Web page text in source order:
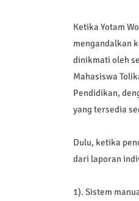
Ketika Yotam
mengandalkan
dinikmati oleh
Mahasiswa
Pendidikan,
yang tersedia
Dulu, ketika
dari laporan
1). Sistem